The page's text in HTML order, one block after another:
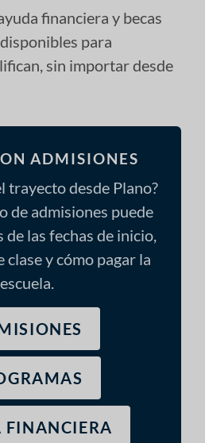
financiera y becas
para
sin importar desde
ADMISIONES
trayecto desde Plano?
de admisiones puede
de las fechas de inicio,
clase y cómo pagar la
escuela.
FINANCIERA